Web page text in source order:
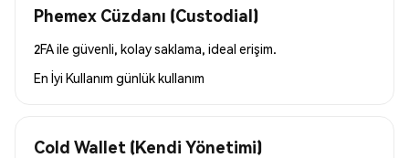
Phemex Cüzdanı (Custodial)
2FA ile güvenli, kolay saklama, ideal erişim.
En İyi Kullanım günlük kullanım
Cold Wallet (Kendi Yönetimi)